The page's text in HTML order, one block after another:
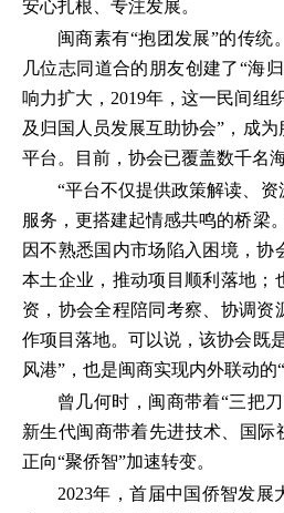
安心扎根、专注发展。
闽商素有“抱团发展”的传统
几位志同道合的朋友创建了“海
响力扩大，2019年，这一民间组
及归国人员发展互助协会”，成
平台。目前，协会已覆盖数千名
“平台不仅提供政策解读、
服务，更搭建起情感共鸣的桥梁
因不熟悉国内市场陷入困境，协
本土企业，推动项目顺利落地；
资，协会全程陪同考察、协调资
作项目落地。可以说，该协会既
风港”，也是闽商实现内外联动的“
曾几何时，闽商带着“三把
新生代闽商带着先进技术、国际
正向“聚侨智”加速转变。
2023年，首届中国侨智发